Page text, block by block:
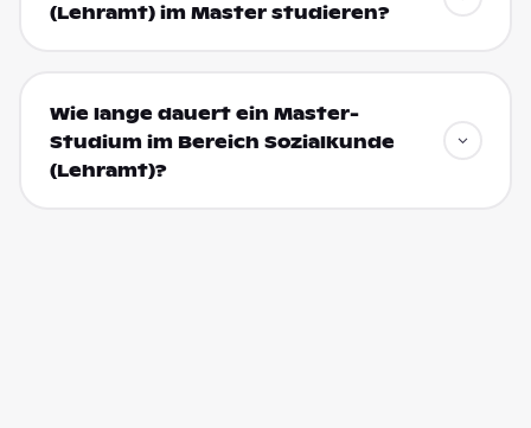
(Lehramt) im Master studieren?
Wie lange dauert ein Master-
Studium im Bereich Sozialkunde
(Lehramt)?